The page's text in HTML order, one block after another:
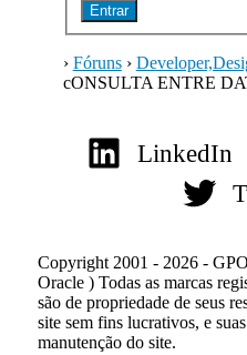
Entrar
› Fóruns ›
cONSULTA ENTRE
LinkedIn
Copyright 2001 - 2026 -
Oracle ) Todas as marcas
são de propriedade de seus
site sem fins lucrativos, e
manutenção do site.